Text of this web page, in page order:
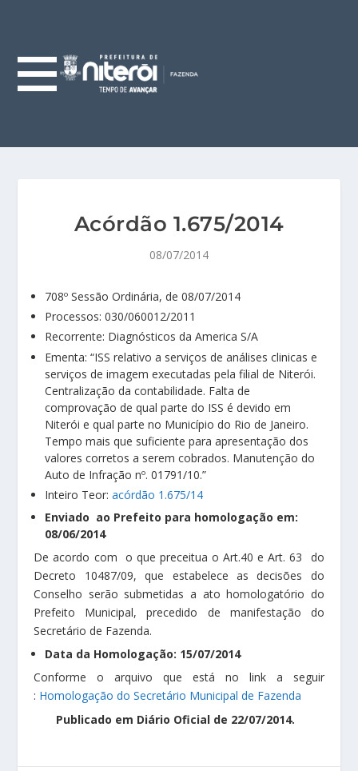
Acórdão 1.675/2014
08/07/2014
708º Sessão Ordinária, de 08/07/2014
Processos: 030/060012/2011
Recorrente: Diagnósticos da America S/A
Ementa: “ISS relativo a serviços de análises clinicas e
serviços de imagem executadas pela filial de Niterói.
Centralização da contabilidade. Falta de
comprovação de qual parte do ISS é devido em
Niterói e qual parte no Município do Rio de Janeiro.
Tempo mais que suficiente para apresentação dos
valores corretos a serem cobrados. Manutenção do
Auto de Infração nº. 01791/10.”
Inteiro Teor:acórdão 1.675/14
Enviado ao Prefeito para homologação em:
08/06/2014
De acordo com o que preceitua o Art.40 e Art. 63 do
Decreto 10487/09, que estabelece as decisões do
Conselho serão submetidas a ato homologatório do
Prefeito Municipal, precedido de manifestação do
Secretário de Fazenda.
Data da Homologação: 15/07/2014
Conforme o arquivo que está no link a seguir
: Homologação do Secretário Municipal de Fazenda
Publicado em Diário Oficial de 22/07/2014.